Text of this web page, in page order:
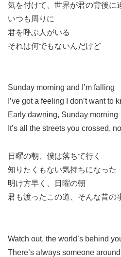
気を付けて、世界が君の背後に
いつも周りに
君を呼ぶ人がいる
それは何でもないんだけど
Sunday morning and I’m falling
I’ve got a feeling I don’t want to
Early dawning, Sunday morning
It’s all the streets you crossed,
日曜の朝、僕は落ちて行く
知りたくもない気持ちになった
明け方早く、日曜の朝
君も渡ったこの道、そんな昔の
Watch out, the world’s behind
There’s always someone